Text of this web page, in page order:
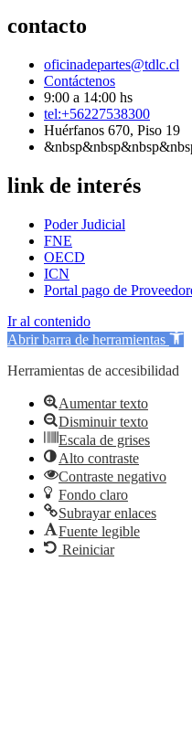
contacto
oficinadepartes@tdlc.cl
Contáctenos
9:00 a 14:00 hs
tel:+56227538300
Huérfanos 670, Piso 19
link de interés
Poder Judicial
FNE
OECD
ICN
Portal pago de
Ir al contenido
Abrir barra de herramientas
Herramientas de accesibilidad
Aumentar texto
Disminuir texto
Escala de grises
Alto contraste
Contraste negativo
Fondo claro
Subrayar enlaces
Fuente legible
Reiniciar